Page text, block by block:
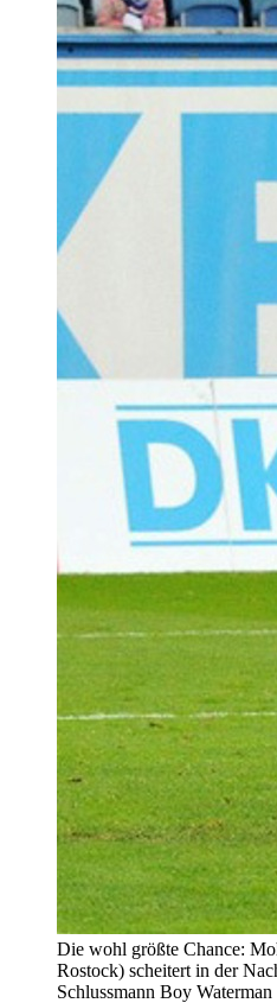
Die wohl größte Chance:
Rostock) scheitert in der
Schlussmann Boy Waterman